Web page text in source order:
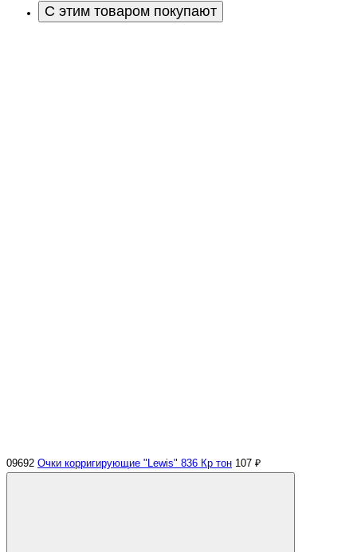
С этим товаром покупают
09692 Очки корригирующие "Lewis" 836 Кр тон 107 ₽